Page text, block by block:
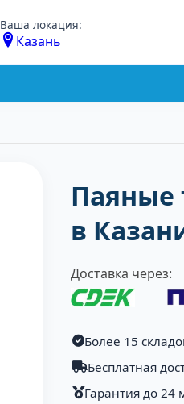
Ваша локация:
Казань
Паяные
в
Доставка через:
Более 15
Бесплатная
Гарантия до 24